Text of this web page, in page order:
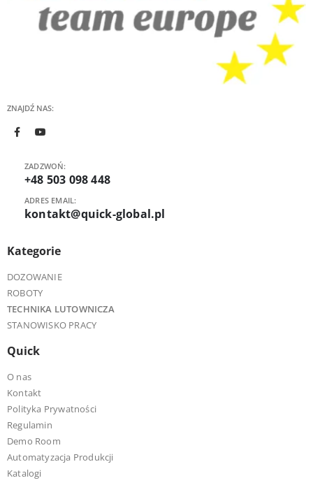
ZNAJDŹ NAS:
ZADZWOŃ:
+48 503 098 448
ADRES EMAIL:
kontakt@quick-global.pl
Kategorie
DOZOWANIE
ROBOTY
TECHNIKA LUTOWNICZA
STANOWISKO PRACY
Quick
O nas
Kontakt
Polityka Prywatności
Regulamin
Demo Room
Automatyzacja Produkcji
Katalogi